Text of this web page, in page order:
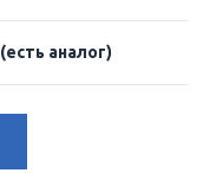
(есть аналог)